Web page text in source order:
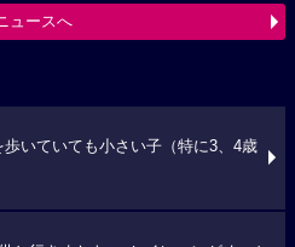
ュースへ
歩いていても小さい子（特に3、4歳